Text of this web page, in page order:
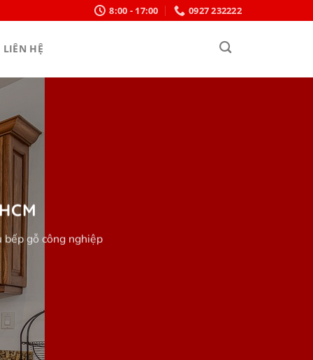
8:00 - 17:00 0927 232222
LIÊN HỆ
gỗ công nghiệp